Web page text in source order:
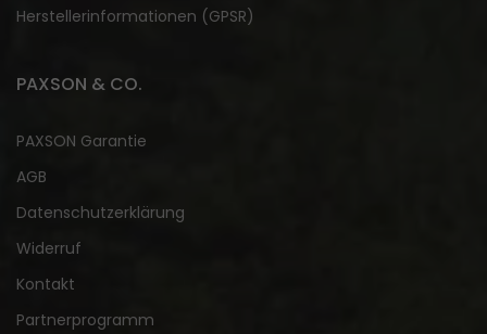
Herstellerinformationen (GPSR)
PAXSON & CO.
PAXSON Garantie
AGB
Datenschutzerklärung
Widerruf
Kontakt
Partnerprogramm